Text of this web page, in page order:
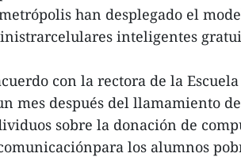
han desplegado el
inteligentes
con la rectora de la
mes después del llamamiento
sobre la donación de
los alumnos